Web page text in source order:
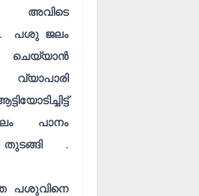
. പശു ജലം
പാനം
.
പശുവിനെ